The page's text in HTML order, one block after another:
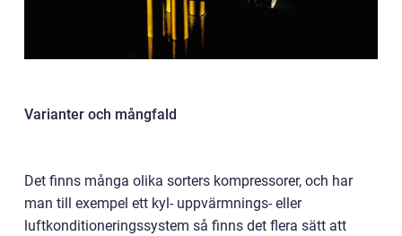
Varianter och mångfald
Det finns många olika sorters kompressorer, och har
man till exempel ett kyl- uppvärmnings- eller
luftkonditioneringssystem så finns det flera sätt att